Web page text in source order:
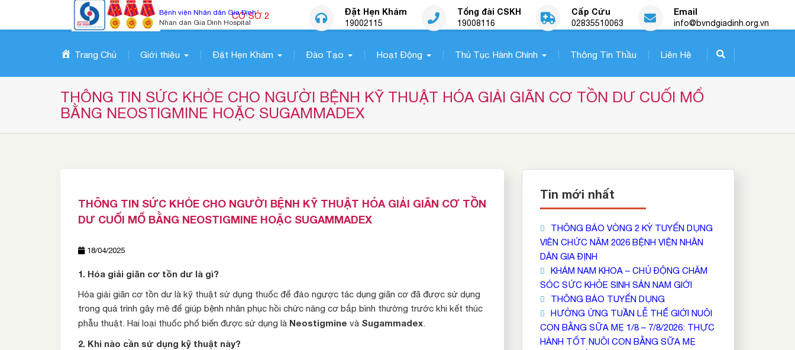
o
t
Bệnh viện Nhân dân Gia Định
Nhan dan Gia Dinh Hospital
CƠ SỞ 2 Đặt Hẹn Khám
19002115
Tổng đài CSKH
19008116
Cấp Cứu
02835510063
Email
info@bvndgiadinh.org.vn
Trang Chủ Giới thiệu Đặt Hẹn Khám Đào Tạo Hoạt Động Thủ Tục Hành Chính Thông Tin Thầu Liên Hệ
THÔNG TIN SỨC KHỎE CHO NGƯỜI BỆNH KỸ THUẬT HÓA GIẢI GIÃN CƠ TỒN DƯ CUỐI MỔ
BẰNG NEOSTIGMINE HOẶC SUGAMMADEX
THÔNG TIN SỨC KHỎE CHO NGƯỜI BỆNH KỸ THUẬT HÓA GIẢI GIÃN CƠ TỒN
DƯ CUỐI MỔ BẰNG NEOSTIGMINE HOẶC SUGAMMADEX
18/04/2025
1. Hóa giải giãn cơ tồn dư là gì?
Hóa giải giãn cơ tồn dư là kỹ thuật sử dụng thuốc để đảo ngược tác dụng giãn cơ đã được sử dụng
trong quá trình gây mê để giúp bệnh nhân phục hồi chức năng cơ bắp bình thường trước khi kết thúc
phẫu thuật. Hai loại thuốc phổ biến được sử dụng là Neostigmine và Sugammadex.
2. Khi nào cần sử dụng kỹ thuật này?
Tin mới nhất
THÔNG BÁO VÒNG 2 KỲ TUYỂN DỤNG
VIÊN CHỨC NĂM 2026 BỆNH VIỆN NHÂN
DÂN GIA ĐỊNH
KHÁM NAM KHOA – CHỦ ĐỘNG CHĂM
SÓC SỨC KHỎE SINH SẢN NAM GIỚI
THÔNG BÁO TUYỂN DỤNG
HƯỞNG ỨNG TUẦN LỄ THẾ GIỚI NUÔI
CON BẰNG SỮA MẸ 1/8 – 7/8/2026: THỰC
HÀNH TỐT NUÔI CON BẰNG SỮA MẸ